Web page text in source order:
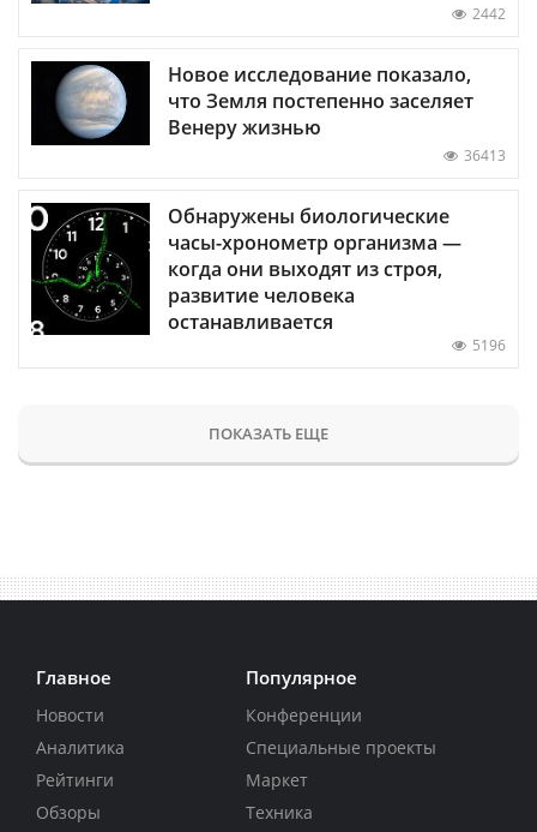
2442
Новое исследование показало,
что Земля постепенно заселяет
Венеру жизнью
36413
Обнаружены биологические
часы-хронометр организма —
когда они выходят из строя,
развитие человека
останавливается
5196
ПОКАЗАТЬ ЕЩЕ
Главное
Новости
Аналитика
Рейтинги
Обзоры
Популярное
Конференции
Специальные проекты
Маркет
Техника